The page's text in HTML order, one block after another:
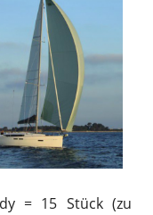
= 15 Stück (zu